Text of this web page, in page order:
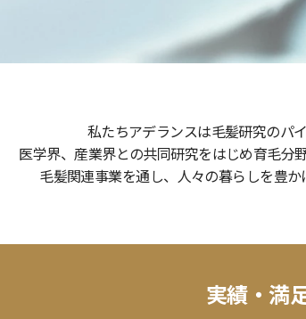
あらゆる髪のお悩みにトータルでお応えいた
医学界、産業界との共同研